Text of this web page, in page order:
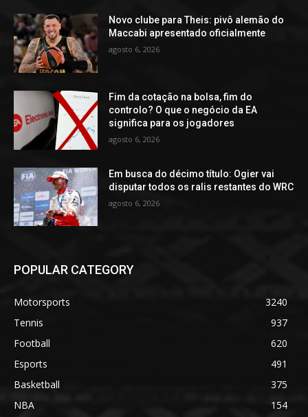
Novo clube para Theis: pivô alemão do
Maccabi apresentado oficialmente
agosto 6, 2026
Fim da cotação na bolsa, fim do
controlo? O que o negócio da EA
significa para os jogadores
agosto 6, 2026
Em busca do décimo título: Ogier vai
disputar todos os ralis restantes do WRC
agosto 6, 2026
POPULAR CATEGORY
Motorsports
3240
Tennis
937
Football
620
Esports
491
Basketball
375
NBA
154